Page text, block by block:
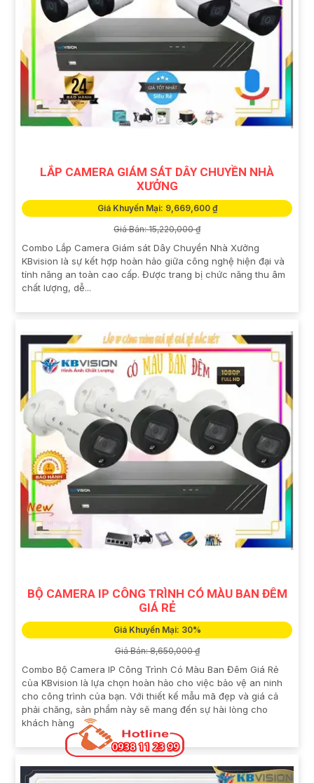
LẮP CAMERA GIÁM SÁT DÂY CHUYỀN NHÀ
XƯỞNG
Giá Khuyến Mại: 9,669,600 ₫
Giá Bán: 15,220,000 ₫
Combo Lắp Camera Giám sát Dây Chuyền Nhà Xưởng
KBvision là sự kết hợp hoàn hảo giữa công nghệ hiện đại và
tính năng an toàn cao cấp. Được trang bị chức năng thu âm
chất lượng, dễ...
BỘ CAMERA IP CÔNG TRÌNH CÓ MÀU BAN ĐÊM
GIÁ RẺ
Giá Khuyến Mại: 30%
Giá Bán: 8,650,000 ₫
Combo Bộ Camera IP Công Trình Có Màu Ban Đêm Giá Rẻ
của KBvision là lựa chọn hoàn hảo cho việc bảo vệ an ninh
cho công trình của bạn. Với thiết kế mẫu mã đẹp và giá cả
phải chăng, sản phẩm này sẽ mang đến sự hài lòng cho
khách hàng